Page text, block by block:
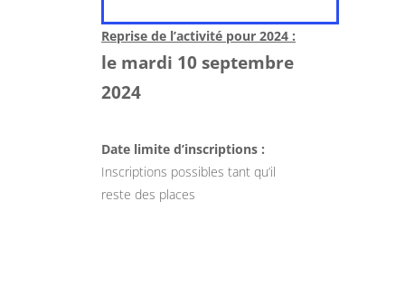
Reprise de l’activité pour 2024 :
le mardi 10 septembre
2024
Date limite d’inscriptions :
Inscriptions possibles tant qu’il
reste des places